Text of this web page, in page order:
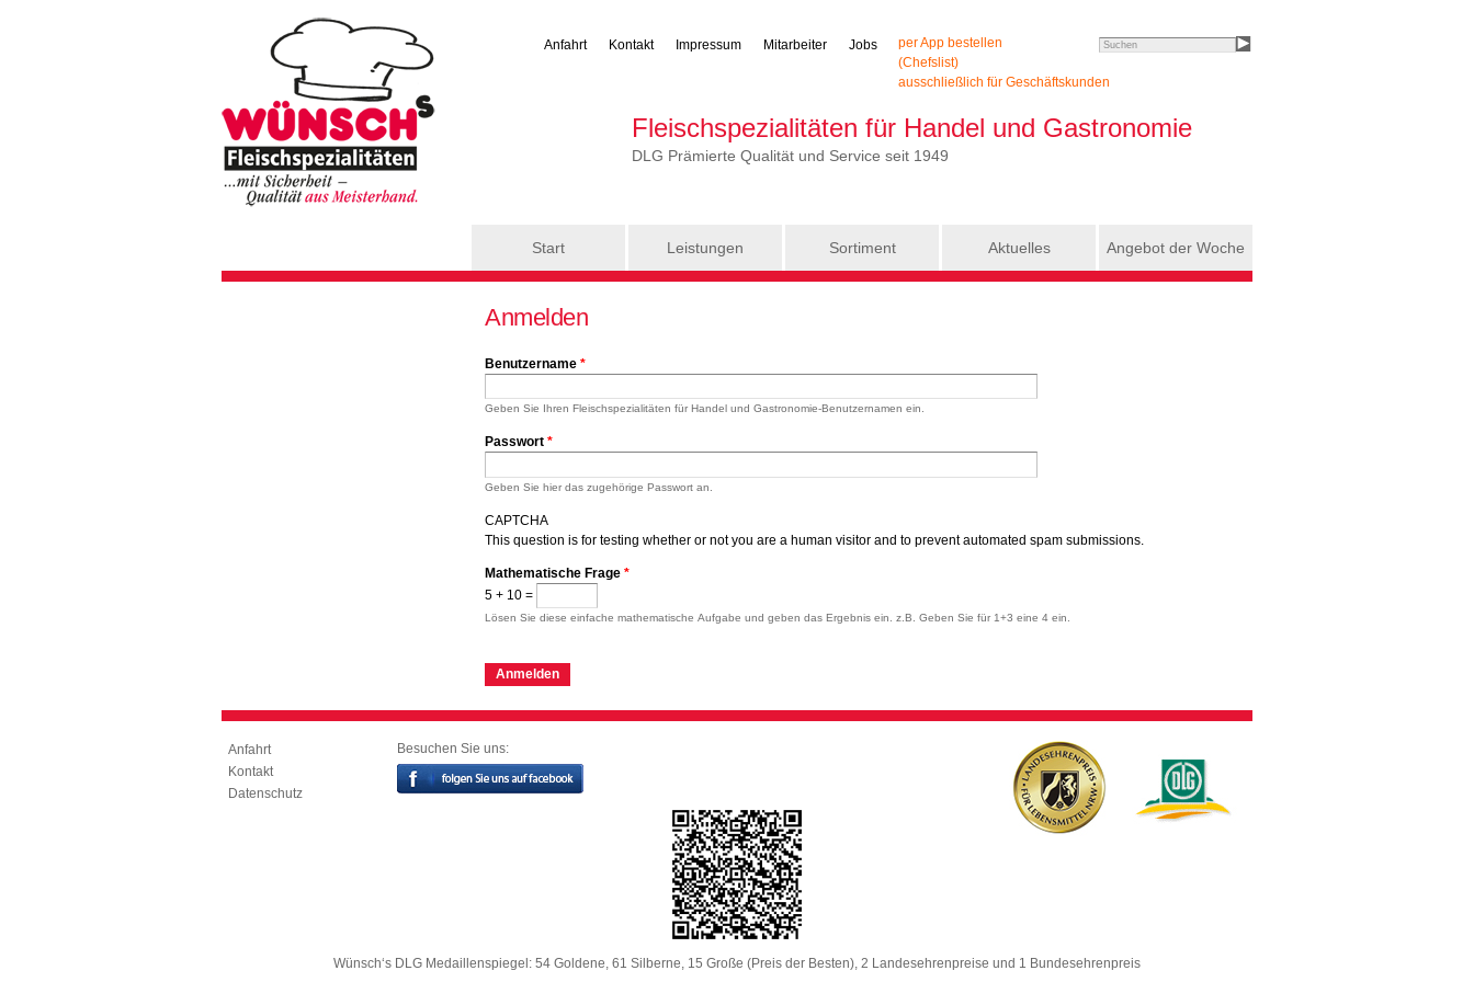
per App bestellen
(Chefslist)
ausschließlich für Geschäftskunden
Anfahrt Kontakt Impressum Mitarbeiter Jobs Search this site
Fleischspezialitäten für Handel und Gastronomie
DLG Prämierte Qualität und Service seit 1949
Start Leistungen Sortiment Aktuelles Angebot der Woche
Anmelden
Benutzername *
Geben Sie Ihren Fleischspezialitäten für Handel und Gastronomie-Benutzernamen ein.
Passwort *
Geben Sie hier das zugehörige Passwort an.
CAPTCHA
This question is for testing whether or not you are a human visitor and to prevent automated spam submissions.
Mathematische Frage *
5 + 10 =
Lösen Sie diese einfache mathematische Aufgabe und geben das Ergebnis ein. z.B. Geben Sie für 1+3 eine 4 ein.
Anfahrt
Kontakt
Datenschutz
Besuchen Sie uns:
Wünsch‘s DLG Medaillenspiegel: 54 Goldene, 61 Silberne, 15 Große (Preis der Besten), 2 Landesehrenpreise und 1 Bundesehrenpreis